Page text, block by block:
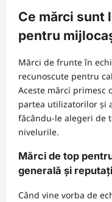
Ce mărci sunt
pentru
Mărci de frunte în
recunoscute pentru
Aceste mărci primesc
partea utilizatorilor și
făcându-le alegeri de
nivelurile.
Mărci de top
generală și
Când vine vorba de